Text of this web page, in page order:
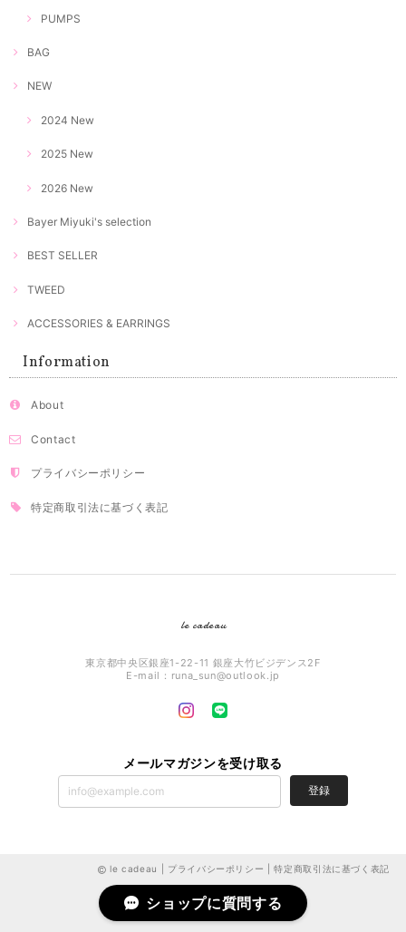
PUMPS
BAG
NEW
2024 New
2025 New
2026 New
Bayer Miyuki's selection
BEST SELLER
TWEED
ACCESSORIES & EARRINGS
Information
About
Contact
プライバシーポリシー
特定商取引法に基づく表記
le cadeau
東京都中央区銀座1-22-11 銀座大竹ビジデンス2F
E-mail： runa_sun@outlook.jp
メールマガジンを受け取る
登録
le cadeau | プライバシーポリシー |特定商取引法に基づく表記
ショップに質問する